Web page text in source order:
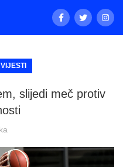
VIJESTI
slijedi meč protiv